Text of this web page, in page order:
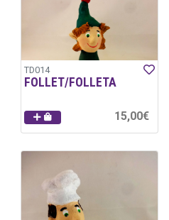
TD014
FOLLET/FOLLETA
15,00€